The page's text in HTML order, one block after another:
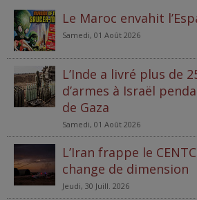
Le Maroc envahit
Samedi, 01 Août 2026
L’Inde a livré plus de
d’armes à Israël
de Gaza
Samedi, 01 Août 2026
L’Iran frappe le
change de dimension
Jeudi, 30 Juill. 2026